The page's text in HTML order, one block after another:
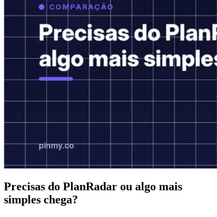
Precisas do PlanRadar ou algo mais
simples chega?